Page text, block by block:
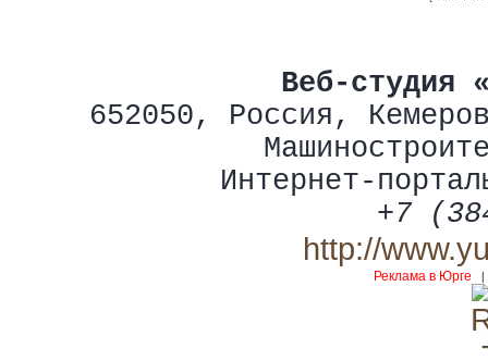
Веб-студия
652050, Россия ,
Интернет-
+7
http://
Реклама в Юрге